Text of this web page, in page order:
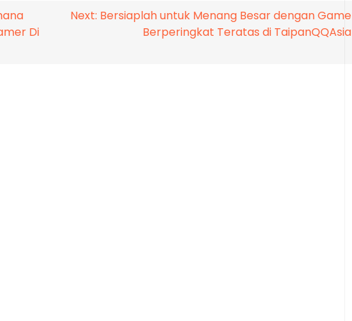
Di
Next: Bersiaplah untuk Menang Besar dengan Game
Berperingkat Teratas di TaipanQQAsia